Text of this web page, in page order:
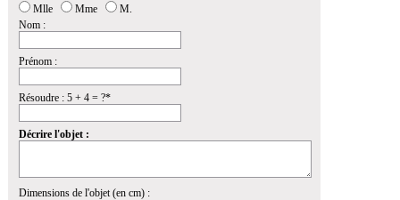
Mlle
Mme
M.
Nom :
Prénom :
Résoudre : 5 + 4 = ?*
Décrire l'objet :
Dimensions de l'objet (en cm) :